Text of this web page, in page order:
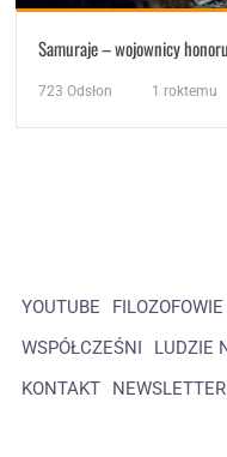
Samuraje – wojownicy
723 Odsłon 1 roktemu
YOUTUBE FILOZOFOWIE
WSPÓŁCZEŚNI
LUDZIE
KONTAKT
NEWSLETTER